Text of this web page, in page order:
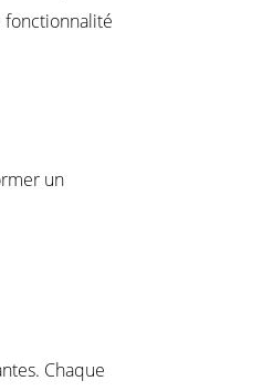
fonctionnalité
un
Chaque